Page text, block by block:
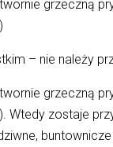
grzeczną
– nie należy
grzeczną
zostaje